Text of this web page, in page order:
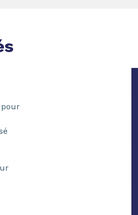
pour